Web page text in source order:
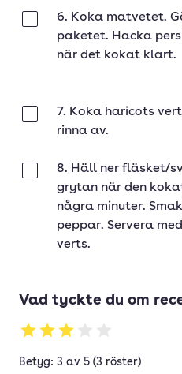
6. Koka matvetet.
paketet. Hacka
när det kokat klart.
7. Koka haricots
rinna av.
8. Häll ner fläsket/
grytan när den
några minuter.
peppar. Servera
verts.
Vad tyckte du om
Betyg: 3 av 5 (3 röster)